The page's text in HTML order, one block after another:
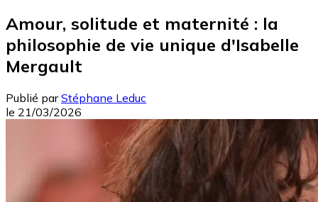
Amour, solitude et maternité : la
philosophie de vie unique d'Isabelle
Mergault
Publié par Stéphane Leduc
le 21/03/2026